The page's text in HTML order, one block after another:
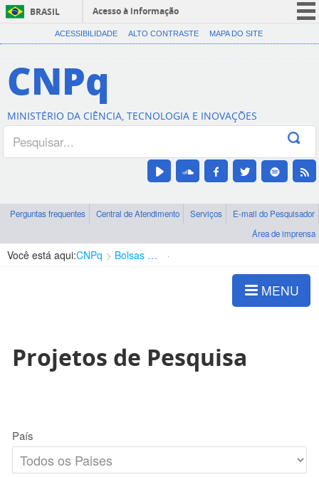
BRASIL
Acesso à informação
CORONAVÍRUS (COVID-19)
Canais
ACESSIBILIDADE ALTO CONTRASTE MAPA DO SITE
CNPq
MINISTÉRIO DA CIÊNCIA, TECNOLOGIA E INOVAÇÕES
Perguntas frequentes Central de Atendimento Serviços
E-mail do Pesquisador
Área de imprensa
Você está aqui:CNPq Bolsas e Auxílios Vigentes
MENU
Projetos de Pesquisa
País